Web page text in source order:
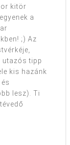
kitör
a
;) Az
utazós tipp
kis hazánk
lesz). Ti